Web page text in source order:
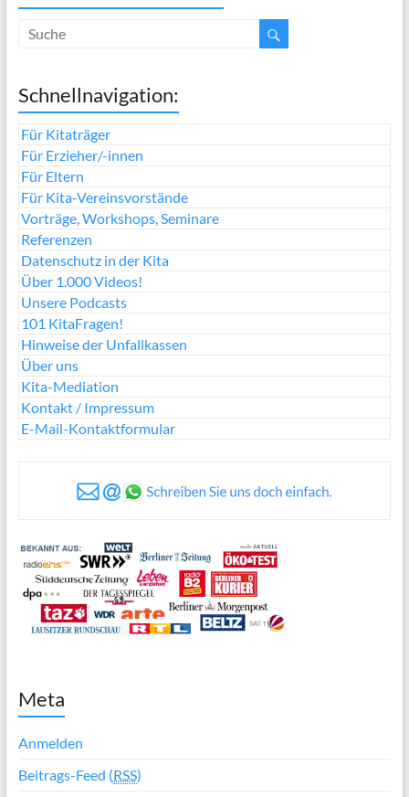
Schnellnavigation:
Für Kitaträger
Für Erzieher/-innen
Für Eltern
Für Kita-Vereinsvorstände
Vorträge, Workshops, Seminare
Referenzen
Datenschutz in der Kita
Über 1.000 Videos!
Unsere Podcasts
101 KitaFragen!
Hinweise der Unfallkassen
Über uns
Kita-Mediation
Kontakt / Impressum
E-Mail-Kontaktformular
Meta
Anmelden
Beitrags-Feed (RSS)